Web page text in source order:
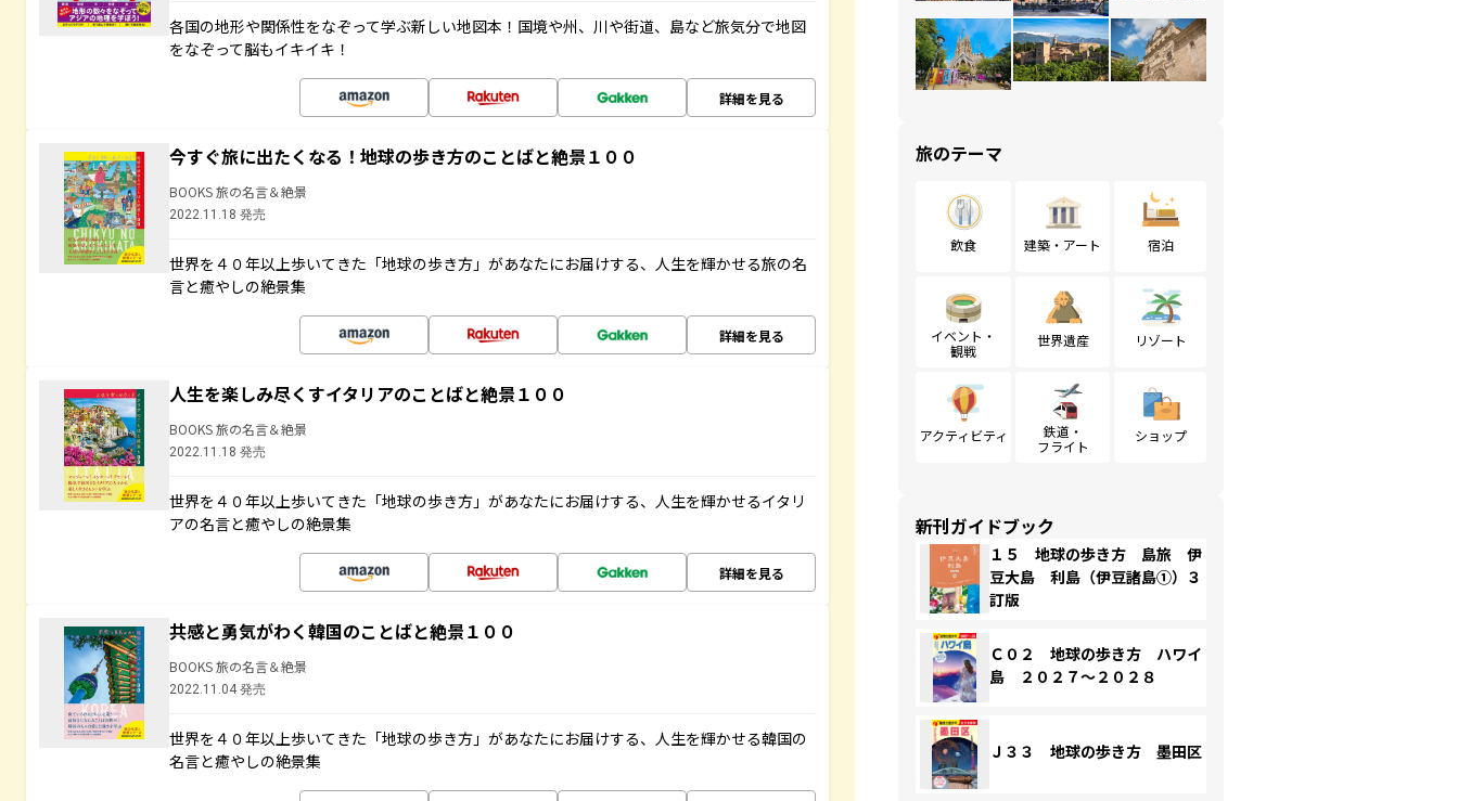
各国の地形や関係性をなぞって学ぶ新しい地図本！国境や州、川や街道、島など旅気分で地図
をなぞって脳もイキイキ！
詳細を見る
今すぐ旅に出たくなる！地球の歩き方のことばと絶景１００
BOOKS 旅の名言＆絶景
2022.11.18 発売
世界を４０年以上歩いてきた「地球の歩き方」があなたにお届けする、人生を輝かせる旅の名
言と癒やしの絶景集
詳細を見る
人生を楽しみ尽くすイタリアのことばと絶景１００
BOOKS 旅の名言＆絶景
2022.11.18 発売
世界を４０年以上歩いてきた「地球の歩き方」があなたにお届けする、人生を輝かせるイタリ
アの名言と癒やしの絶景集
詳細を見る
共感と勇気がわく韓国のことばと絶景１００
BOOKS 旅の名言＆絶景
2022.11.04 発売
世界を４０年以上歩いてきた「地球の歩き方」があなたにお届けする、人生を輝かせる韓国の
名言と癒やしの絶景集
旅のテーマ
飲食 建築・アート 宿泊
イベント・
観戦
世界遺産 リゾート
アクティビティ
鉄道・
フライト
ショップ
新刊ガイドブック
１５ 地球の歩き方 島旅 伊
豆大島 利島（伊豆諸島①）３
訂版
Ｃ０２ 地球の歩き方 ハワイ
島 ２０２７～２０２８
Ｊ３３ 地球の歩き方 墨田区